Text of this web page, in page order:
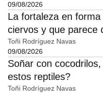
09/08/2026
La fortaleza en
ciervos y que parece
Toñi Rodríguez Navas
09/08/2026
Soñar con
estos reptiles?
Toñi Rodríguez Navas